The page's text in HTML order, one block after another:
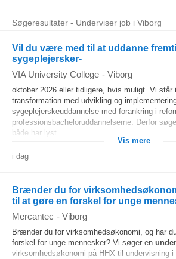
Søgeresultater - Underviser job i Viborg
Vil du være med til at uddanne
sygeplejersker-
VIA University College - Viborg
oktober 2026 eller tidligere, hvis muligt. Vi
transformation med udvikling og
sygeplejerskeuddannelse med forankring i
professionsbacheloruddannelserne. Derfor
både har lyst...
Vis mere
i dag
Brænder du for
til at gøre en forskel for unge
Mercantec - Viborg
Brænder du for virksomhedsøkonomi, og har
forskel for unge mennesker? Vi søger en
virksomhedsøkonomi på HHX til undervisning